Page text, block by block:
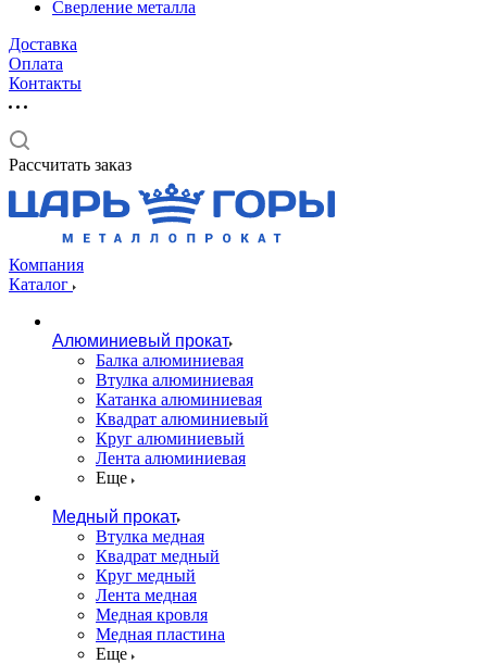
Сверление металла
Доставка
Оплата
Контакты
Рассчитать заказ
Компания
Каталог
Алюминиевый прокат
Балка алюминиевая
Втулка алюминиевая
Катанка алюминиевая
Квадрат алюминиевый
Круг алюминиевый
Лента алюминиевая
Еще
Медный прокат
Втулка медная
Квадрат медный
Круг медный
Лента медная
Медная кровля
Медная пластина
Еще